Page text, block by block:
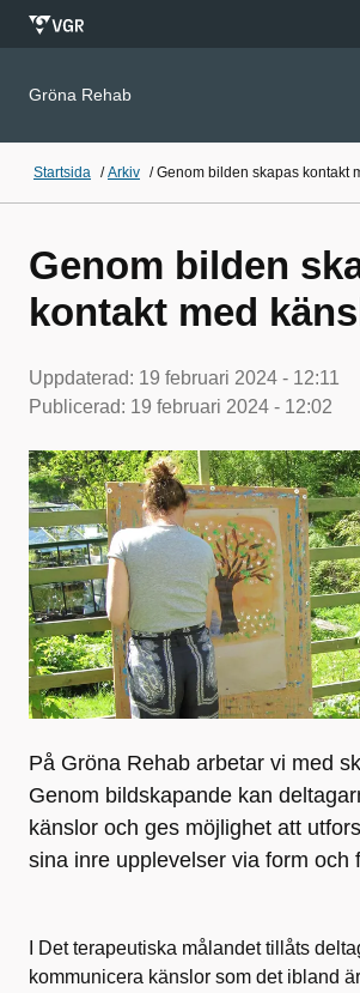
Gröna Rehab
Startsida /Arkiv /Genom bilden skapas kontakt
Genom bilden
kontakt med
Uppdaterad: 19 februari 2024 - 12:11
Publicerad: 19 februari 2024 - 12:02
På Gröna Rehab arbetar vi med
Genom bildskapande kan
känslor och ges möjlighet att
sina inre upplevelser via form och
I Det terapeutiska målandet tillåts
kommunicera känslor som det ibland